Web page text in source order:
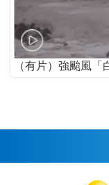
（有片）強颱風